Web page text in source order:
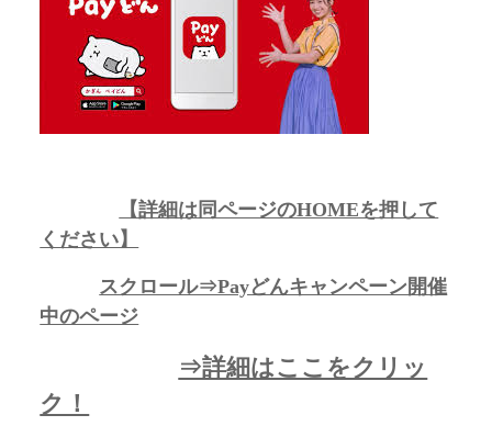
【詳細は同ページのHOMEを押して
ください】
スクロール⇒Payどんキャンペーン開催
中のページ
⇒詳細はここをクリッ
ク！